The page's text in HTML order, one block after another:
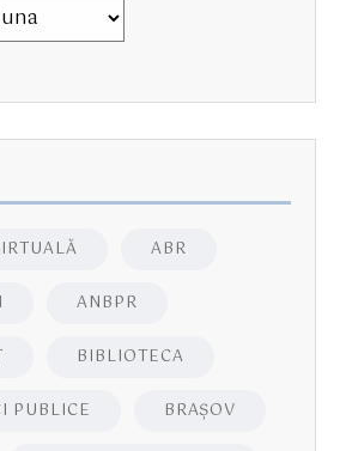
ABR
ANBPR
BIBLIOTECA
PUBLICE BRAŞOV